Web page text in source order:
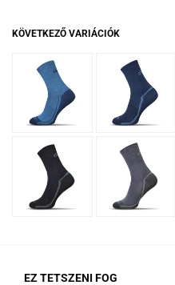
KÖVETKEZŐ VARIÁCIÓK
EZ TETSZENI FOG